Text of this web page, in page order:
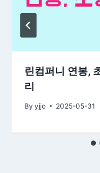
린컴퍼니 연봉,
리
By yjjo 2025-05-31